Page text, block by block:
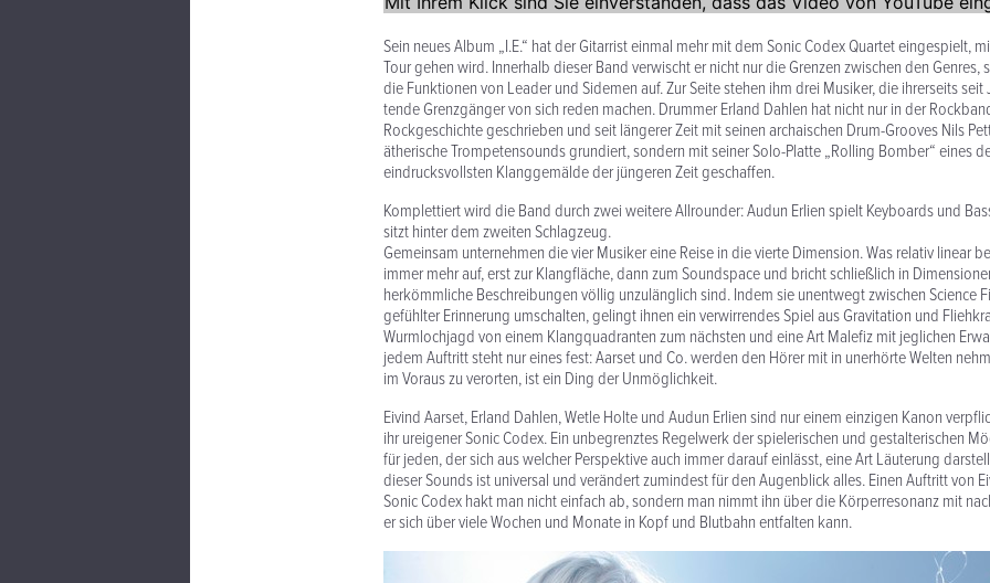
Sein neues Album „I.E.“ hat der Gitarrist einmal mehr mit dem Sonic Codex Quartet einge­spielt,
Tour gehen wird. Innerhalb dieser Band verwischt er nicht nur die Grenzen zwischen den Genres,
die Funk­tionen von Leader und Sidemen auf. Zur Seite stehen ihm drei Musiker, die ihrer­seits
tende Gren­zgänger von sich reden machen. Drummer Erland Dahlen hat nicht nur in der
Rock­geschichte geschrieben und seit längerer Zeit mit seinen archaischen Drum-Grooves Nils
ätherische Trompe­ten­sounds grundiert, sondern mit seiner Solo-Platte „Rolling Bomber“ eines
eindrucksvollsten Klanggemälde der jüngeren Zeit geschaffen.
Komplet­tiert wird die Band durch zwei weitere Allrounder: Audun Erlien spielt Keyboards und
sitzt hinter dem zweiten Schlagzeug.
Gemeinsam unternehmen die vier Musiker eine Reise in die vierte Dimension. Was relativ linear
immer mehr auf, erst zur Klangfläche, dann zum Sound­space und bricht schließlich in
herkömm­liche Beschrei­bungen völlig unzulänglich sind. Indem sie unen­twegt zwischen Science
gefühlter Erin­nerung umschalten, gelingt ihnen ein verwirrendes Spiel aus Grav­i­tation und
Wurm­lochjagd von einem Klangquad­ranten zum nächsten und eine Art Malefiz mit jeglichen
jedem Auftritt steht nur eines fest: Aarset und Co. werden den Hörer mit in uner­hörte Welten
im Voraus zu verorten, ist ein Ding der Unmöglichkeit.
Eivind Aarset, Erland Dahlen, Wetle Holte und Audun Erlien sind nur einem einzigen Kanon
ihr ureigener Sonic Codex. Ein unbe­grenztes Regelwerk der spielerischen und gestal­ter­ischen
für jeden, der sich aus welcher Perspektive auch immer darauf einlässt, eine Art Läuterung
dieser Sounds ist universal und verändert zumindest für den Augen­blick alles. Einen Auftritt von
Sonic Codex hakt man nicht einfach ab, sondern man nimmt ihn über die Körper­res­onanz mit
er sich über viele Wochen und Monate in Kopf und Blutbahn entfalten kann.